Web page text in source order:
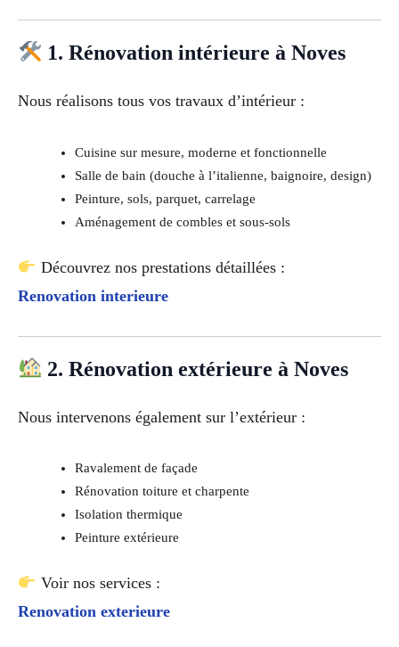
1. Rénovation intérieure à Noves
Nous réalisons tous vos travaux d’intérieur :
Cuisine sur mesure, moderne et fonctionnelle
Salle de bain (douche à l’italienne, baignoire, design)
Peinture, sols, parquet, carrelage
Aménagement de combles et sous-sols
Découvrez nos prestations détaillées :
Renovation interieure
2. Rénovation extérieure à Noves
Nous intervenons également sur l’extérieur :
Ravalement de façade
Rénovation toiture et charpente
Isolation thermique
Peinture extérieure
Voir nos services :
Renovation exterieure